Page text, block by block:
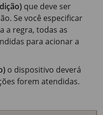
que deve ser
Se você especificar
a regra, todas as
para acionar a
o dispositivo deverá
forem atendidas.